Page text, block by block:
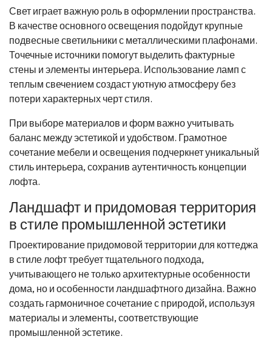
Свет играет важную роль в оформлении пространства.
В качестве основного освещения подойдут крупные
подвесные светильники с металлическими плафонами.
Точечные источники помогут выделить фактурные
стены и элементы интерьера. Использование ламп с
теплым свечением создаст уютную атмосферу без
потери характерных черт стиля.
При выборе материалов и форм важно учитывать
баланс между эстетикой и удобством. Грамотное
сочетание мебели и освещения подчеркнет уникальный
стиль интерьера, сохранив аутентичность концепции
лофта.
Ландшафт и придомовая территория
в стиле промышленной эстетики
Проектирование придомовой территории для коттеджа
в стиле лофт требует тщательного подхода,
учитывающего не только архитектурные особенности
дома, но и особенности ландшафтного дизайна. Важно
создать гармоничное сочетание с природой, используя
материалы и элементы, соответствующие
промышленной эстетике.